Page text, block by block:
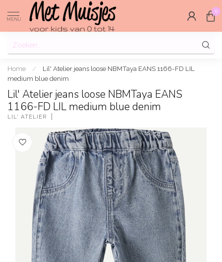
MENU
0
Home /
Lil' Atelier jeans loose NBMTaya EANS 1166-FD LIL
medium blue denim
Lil' Atelier jeans loose NBMTaya EANS
1166-FD LIL medium blue denim
LIL' ATELIER